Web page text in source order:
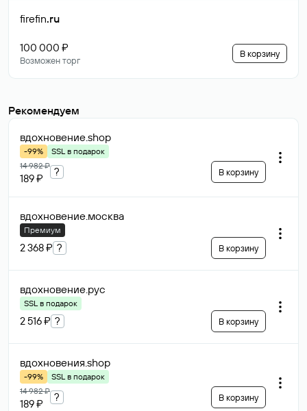
firefin.ru
100 000 ₽
Возможен торг
В корзину
Рекомендуем
вдохновение.shop
-99%
SSL в подарок
14 982 ₽
189 ₽
? В корзину
вдохновение.москва
Премиум
2 368 ₽ ? В корзину
вдохновение.рус
SSL в подарок
2 516 ₽ ? В корзину
вдохновения.shop
-99%
SSL в подарок
14 982 ₽
189 ₽
? В корзину